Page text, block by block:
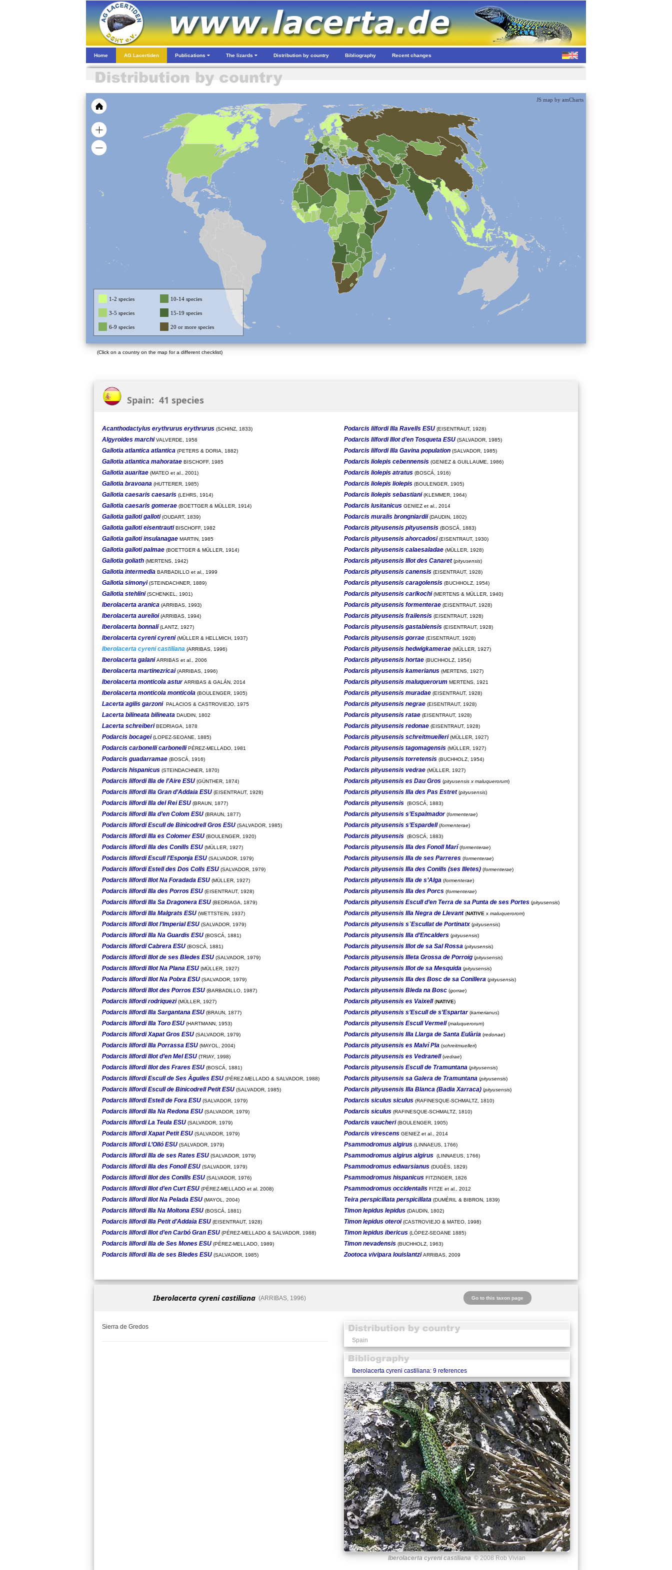
Home AG Lacertiden Publications The lizards Distribution by country Bibliography Recent changes
JS map by amCharts
1-2 species 10-14 species
3-5 species 15-19 species
6-9 species 20 or more species
(Click on a country on the map for a different checklist)
Spain: 41 species
Acanthodactylus erythrurus erythrurus (SCHINZ, 1833)
Algyroides marchi VALVERDE, 1958
Gallotia atlantica atlantica (PETERS & DORIA, 1882)
Gallotia atlantica mahoratae BISCHOFF, 1985
Gallotia auaritae (MATEO et al., 2001)
Gallotia bravoana (HUTTERER, 1985)
Gallotia caesaris caesaris (LEHRS, 1914)
Gallotia caesaris gomerae (BOETTGER & MÜLLER, 1914)
Gallotia galloti galloti (OUDART, 1839)
Gallotia galloti eisentrauti BISCHOFF, 1982
Gallotia galloti insulanagae MARTIN, 1985
Gallotia galloti palmae (BOETTGER & MÜLLER, 1914)
Gallotia goliath (MERTENS, 1942)
Gallotia intermedia BARBADILLO et al., 1999
Gallotia simonyi (STEINDACHNER, 1889)
Gallotia stehlini (SCHENKEL, 1901)
Iberolacerta aranica (ARRIBAS, 1993)
Iberolacerta aurelioi (ARRIBAS, 1994)
Iberolacerta bonnali (LANTZ, 1927)
Iberolacerta cyreni cyreni (MÜLLER & HELLMICH, 1937)
Iberolacerta cyreni castiliana (ARRIBAS, 1996)
Iberolacerta galani ARRIBAS et al., 2006
Iberolacerta martinezricai (ARRIBAS, 1996)
Iberolacerta monticola asturARRIBAS & GALÁN, 2014
Iberolacerta monticola monticola (BOULENGER, 1905)
Lacerta agilis garzoni PALACIOS & CASTROVIEJO, 1975
Lacerta bilineata bilineata DAUDIN, 1802
Lacerta schreiberi BEDRIAGA, 1878
Podarcis bocagei (LOPEZ-SEOANE, 1885)
Podarcis carbonelli carbonelli PÉREZ-MELLADO, 1981
Podarcis guadarramae (BOSCÁ, 1916)
Podarcis hispanicus (STEINDACHNER, 1870)
Podarcis lilfordi Illa de l’Aire ESU (GÜNTHER, 1874)
Podarcis lilfordi Illa Gran d’Addaia ESU (EISENTRAUT, 1928)
Podarcis lilfordi Illa del Rei ESU (BRAUN, 1877)
Podarcis lilfordi Illa d’en Colom ESU (BRAUN, 1877)
Podarcis lilfordi Escull de Binicodrell Gros ESU (SALVADOR, 1985)
Podarcis lilfordi Illa es Colomer ESU (BOULENGER, 1920)
Podarcis lilfordi Illa des Conills ESU (MÜLLER, 1927)
Podarcis lilfordi Escull l’Esponja ESU (SALVADOR, 1979)
Podarcis lilfordi Estell des Dos Colls ESU (SALVADOR, 1979)
Podarcis lilfordi Illot Na Foradada ESU (MÜLLER, 1927)
Podarcis lilfordi Illa des Porros ESU (EISENTRAUT, 1928)
Podarcis lilfordi Illa Sa Dragonera ESU (BEDRIAGA, 1879)
Podarcis lilfordi Illa Malgrats ESU (WETTSTEIN, 1937)
Podarcis lilfordi Illot l’Imperial ESU (SALVADOR, 1979)
Podarcis lilfordi Illa Na Guardis ESU (BOSCÁ, 1881)
Podarcis lilfordi Cabrera ESU (BOSCÁ, 1881)
Podarcis lilfordi Illot de ses Bledes ESU (SALVADOR, 1979)
Podarcis lilfordi Illot Na Plana ESU (MÜLLER, 1927)
Podarcis lilfordi Illot Na Pobra ESU (SALVADOR, 1979)
Podarcis lilfordi Illot des Porros ESU (BARBADILLO, 1987)
Podarcis lilfordi rodriquezi (MÜLLER, 1927)
Podarcis lilfordi Illa Sargantana ESU (BRAUN, 1877)
Podarcis lilfordi Illa Toro ESU (HARTMANN, 1953)
Podarcis lilfordi Xapat Gros ESU (SALVADOR, 1979)
Podarcis lilfordi Illa Porrassa ESU (MAYOL, 2004)
Podarcis lilfordi Illot d’en Mel ESU (TRIAY, 1998)
Podarcis lilfordi Illot des Frares ESU (BOSCÁ, 1881)
Podarcis lilfordi Escull de Ses Àguiles ESU (PÉREZ-MELLADO & SALVADOR, 1988)
Podarcis lilfordi Escull de Binicodrell Petit ESU (SALVADOR, 1985)
Podarcis lilfordi Estell de Fora ESU (SALVADOR, 1979)
Podarcis lilfordi Illa Na Redona ESU (SALVADOR, 1979)
Podarcis lilfordi La Teula ESU (SALVADOR, 1979)
Podarcis lilfordi Xapat Petit ESU (SALVADOR, 1979)
Podarcis lilfordi L’Olló ESU (SALVADOR, 1979)
Podarcis lilfordi Illa de ses Rates ESU (SALVADOR, 1979)
Podarcis lilfordi Illa des Fonoll ESU (SALVADOR, 1979)
Podarcis lilfordi Illot des Conills ESU (SALVADOR, 1976)
Podarcis lilfordi Illot d’en Curt ESU (PÉREZ-MELLADO et al. 2008)
Podarcis lilfordi Illot Na Pelada ESU (MAYOL, 2004)
Podarcis lilfordi Illa Na Moltona ESU (BOSCÁ, 1881)
Podarcis lilfordi Illa Petit d’Addaia ESU (EISENTRAUT, 1928)
Podarcis lilfordi Illot d’en Carbó Gran ESU (PÉREZ-MELLADO & SALVADOR, 1988)
Podarcis lilfordi Illa de Ses Mones ESU (PÉREZ-MELLADO, 1989)
Podarcis lilfordi Illa de ses Bledes ESU (SALVADOR, 1985)
Podarcis lilfordi Illa Ravells ESU(EISENTRAUT, 1928)
Podarcis lilfordi Illot d’en Tosqueta ESU(SALVADOR, 1985)
Podarcis lilfordi Illa Gavina population(SALVADOR, 1985)
Podarcis liolepis cebennensis(GENIEZ & GUILLAUME, 1986)
Podarcis liolepis atratus(BOSCÁ, 1916)
Podarcis liolepis liolepis(BOULENGER, 1905)
Podarcis liolepis sebastiani(KLEMMER, 1964)
Podarcis lusitanicusGENIEZ et al., 2014
Podarcis muralis brongniardii(DAUDIN, 1802)
Podarcis pityusensis pityusensis(BOSCÁ, 1883)
Podarcis pityusensis ahorcadosi(EISENTRAUT, 1930)
Podarcis pityusensis calaesaladae(MÜLLER, 1928)
Podarcis pityusensis Illot des Canaret(pityusensis)
Podarcis pityusensis canensis(EISENTRAUT, 1928)
Podarcis pityusensis caragolensis(BUCHHOLZ, 1954)
Podarcis pityusensis carlkochi(MERTENS & MÜLLER, 1940)
Podarcis pityusensis formenterae(EISENTRAUT, 1928)
Podarcis pityusensis frailensis(EISENTRAUT, 1928)
Podarcis pityusensis gastabiensis(EISENTRAUT, 1928)
Podarcis pityusensis gorrae(EISENTRAUT, 1928)
Podarcis pityusensis hedwigkamerae(MÜLLER, 1927)
Podarcis pityusensis hortae(BUCHHOLZ, 1954)
Podarcis pityusensis kamerianus(MERTENS, 1927)
Podarcis pityusensis maluquerorumMERTENS, 1921
Podarcis pityusensis muradae(EISENTRAUT, 1928)
Podarcis pityusensis negrae(EISENTRAUT, 1928)
Podarcis pityusensis ratae(EISENTRAUT, 1928)
Podarcis pityusensis redonae(EISENTRAUT, 1928)
Podarcis pityusensis schreitmuelleri(MÜLLER, 1927)
Podarcis pityusensis tagomagensis(MÜLLER, 1927)
Podarcis pityusensis torretensis(BUCHHOLZ, 1954)
Podarcis pityusensis vedrae(MÜLLER, 1927)
Podarcis pityusensis es Dau Gros(pityusensis x maluquerorum)
Podarcis pityusensis Illa des Pas Estret(pityusensis)
Podarcis pityusensis (BOSCÁ, 1883)
Podarcis pityusensis s’Espalmador(formenterae)
Podarcis pityusensis s’Espardell(formenterae)
Podarcis pityusensis (BOSCÁ, 1883)
Podarcis pityusensis Illa des Fonoll Marí(formenterae)
Podarcis pityusensis Illa de ses Parreres(formenterae)
Podarcis pityusensis Illa des Conills (ses Illetes)(formenterae)
Podarcis pityusensis Illa de s’Alga (formenterae)
Podarcis pityusensis Illa des Porcs(formenterae)
Podarcis pityusensis Escull d’en Terra de sa Punta de ses Portes(pityusensis)
Podarcis pityusensis Illa Negra de Llevant(NATIVE x maluquerorom)
Podarcis pityusensis s`Escullat de Portinatx(pityusensis)
Podarcis pityusensis Illa d’Encalders(pityusensis)
Podarcis pityusensis Illot de sa Sal Rossa (pityusensis)
Podarcis pityusensis Illeta Grossa de Porroig(pityusensis)
Podarcis pityusensis Illot de sa Mesquida (pityusensis)
Podarcis pityusensis Illa des Bosc de sa Conillera (pityusensis)
Podarcis pityusensis Bleda na Bosc(gorrae)
Podarcis pityusensis es Vaixell(NATIVE)
Podarcis pityusensis s’Escull de s’Espartar(kamerianus)
Podarcis pityusensis Escull Vermell(maluquerorum)
Podarcis pityusensis Illa Llarga de Santa Eulària (redonae)
Podarcis pityusensis es Malví Pla (schreitmuelleri)
Podarcis pityusensis es Vedranell(vedrae)
Podarcis pityusensis Escull de Tramuntana (pityusensis)
Podarcis pityusensis sa Galera de Tramuntana (pityusensis)
Podarcis pityusensis Illa Blanca (Badia Xarraca)(pityusensis)
Podarcis siculus siculus(RAFINESQUE-SCHMALTZ, 1810)
Podarcis siculus(RAFINESQUE-SCHMALTZ, 1810)
Podarcis vaucheri(BOULENGER, 1905)
Podarcis virescensGENIEZ et al., 2014
Psammodromus algirus(LINNAEUS, 1766)
Psammodromus algirus algirus(LINNAEUS, 1766)
Psammodromus edwarsianus(DUGÈS, 1829)
Psammodromus hispanicusFITZINGER, 1826
Psammodromus occidentalisFITZE et al., 2012
Teira perspicillata perspicillata (DUMÉRIL & BIBRON, 1839)
Timon lepidus lepidus(DAUDIN, 1802)
Timon lepidus oteroi(CASTROVIEJO & MATEO, 1998)
Timon lepidus ibericus(LÓPEZ-SEOANE 1885)
Timon nevadensis(BUCHHOLZ, 1963)
Zootoca vivipara louislantziARRIBAS, 2009
Iberolacerta cyreni castiliana(ARRIBAS, 1996) Go to this taxon page
Sierra de Gredos
Spain
Iberolacerta cyreni castiliana: 9 references
Iberolacerta cyreni castiliana © 2008 Rob Vivian